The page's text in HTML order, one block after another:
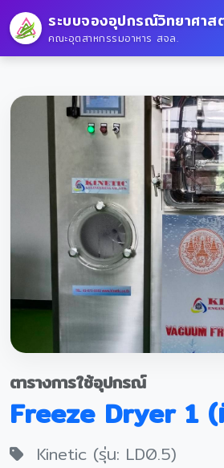
ระบบจองอุปกรณ์วิทยาศาส
คณะอุตสาหกรรมอาหาร สจล.
ตารางการใช้อุปกรณ์
Freeze Dryer 1 (
Kinetic (รุ่น: LD0.5)